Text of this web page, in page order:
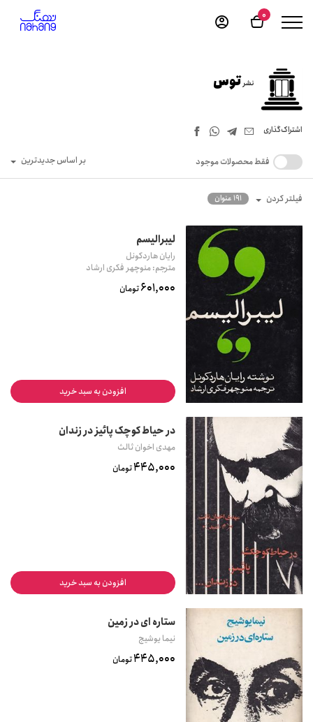
0
نشرتوس
اشتراک‌گذاری
فقط محصولات موجود بر اساس جدیدترین
فیلتر کردن 191 عنوان
لیبرالیسم
رایان هاردکونل
مترجم: منوچهر فکری ارشاد
601,000تومان
افزودن به سبد خرید
در حیاط کوچک پائیز در زندان
مهدی اخوان ثالث
445,000تومان
افزودن به سبد خرید
ستاره ای در زمین
نیما یوشیج
445,000تومان